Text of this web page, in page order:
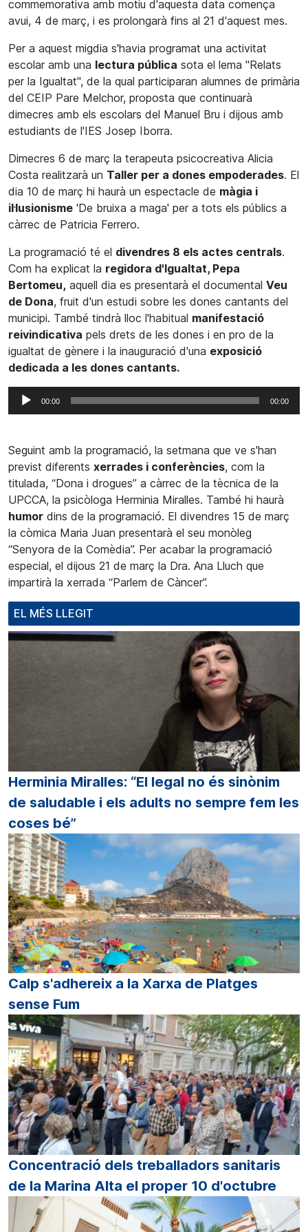
commemorativa amb motiu d'aquesta data comença
avui, 4 de març, i es prolongarà fins al 21 d'aquest mes.
Per a aquest migdia s'havia programat una activitat
escolar amb una lectura pública sota el lema "Relats
per la Igualtat", de la qual participaran alumnes de primària
del CEIP Pare Melchor, proposta que continuarà
dimecres amb els escolars del Manuel Bru i dijous amb
estudiants de l'IES Josep Iborra.
Dimecres 6 de març la terapeuta psicocreativa Alicia
Costa realitzarà un Taller per a dones empoderades. El
dia 10 de març hi haurà un espectacle de màgia i
il·lusionisme 'De bruixa a maga' per a tots els públics a
càrrec de Patricia Ferrero.
La programació té el divendres 8 els actes centrals.
Com ha explicat la regidora d'Igualtat, Pepa
Bertomeu, aquell dia es presentarà el documental Veu
de Dona, fruit d'un estudi sobre les dones cantants del
municipi. També tindrà lloc l'habitual manifestació
reivindicativa pels drets de les dones i en pro de la
igualtat de gènere i la inauguració d'una exposició
dedicada a les dones cantants.
Reproductor
d'àudio
00:00 00:00
Seguint amb la programació, la setmana que ve s'han
previst diferents xerrades i conferències, com la
titulada, “Dona i drogues” a càrrec de la tècnica de la
UPCCA, la psicòloga Herminia Miralles. També hi haurà
humor dins de la programació. El divendres 15 de març
la còmica Maria Juan presentarà el seu monòleg
“Senyora de la Comèdia”. Per acabar la programació
especial, el dijous 21 de març la Dra. Ana Lluch que
impartirà la xerrada “Parlem de Càncer”.
EL MÉS LLEGIT
Herminia Miralles: “El legal no és sinònim
de saludable i els adults no sempre fem les
coses bé”
Calp s'adhereix a la Xarxa de Platges
sense Fum
Concentració dels treballadors sanitaris
de la Marina Alta el proper 10 d'octubre